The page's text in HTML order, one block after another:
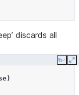
discards all
Copy
)